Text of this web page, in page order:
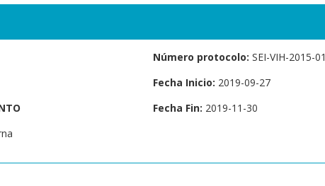
Número protocolo: SEI-VIH-2015-01
Fecha Inicio: 2019-09-27
Fecha Fin: 2019-11-30